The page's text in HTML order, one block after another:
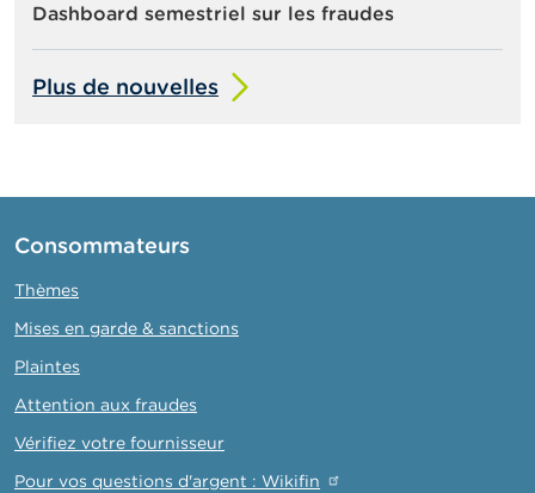
Dashboard semestriel sur les fraudes
Plus de nouvelles
Consommateurs
Thèmes
Mises en garde & sanctions
Plaintes
Attention aux fraudes
Vérifiez votre fournisseur
Pour vos questions d'argent : Wikifin